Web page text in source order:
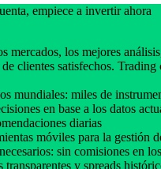
empiece a invertir ahora
mercados, los mejores
clientes satisfechos.
mundiales: miles de
en base a los datos
diarias
móviles para la gestión
sin comisiones en
transparentes y spreads